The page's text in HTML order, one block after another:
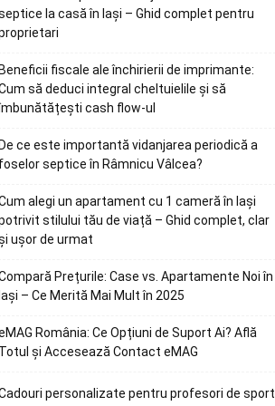
la casă în Iași – Ghid complet pentru
fiscale ale închirierii de imprimante:
să deduci integral cheltuielile și să
cash flow-ul
ce este importantă vidanjarea periodică a
septice în Râmnicu Vâlcea?
alegi un apartament cu 1 cameră în Iași
stilului tău de viață – Ghid complet, clar
ușor de urmat
Prețurile: Case vs. Apartamente Noi în
– Ce Merită Mai Mult în 2025
România: Ce Opțiuni de Suport Ai? Află
și Accesează Contact eMAG
personalizate pentru profesori de sport